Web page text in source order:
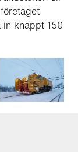
knappt 150